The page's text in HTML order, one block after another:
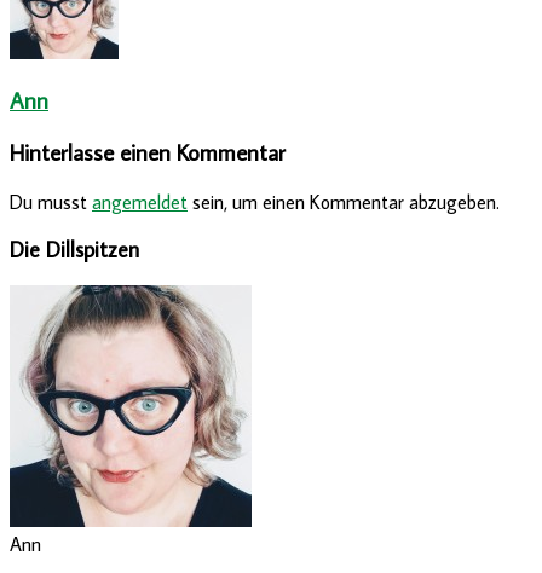
Ann
Hinterlasse einen Kommentar
Du musst angemeldet sein, um einen Kommentar abzugeben.
Die Dillspitzen
Ann